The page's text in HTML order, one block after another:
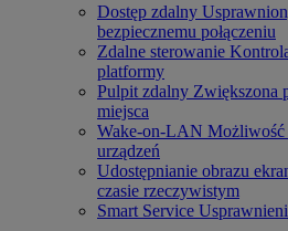
Dostęp zdalny
bezpiecznemu połączeniu
Zdalne sterowanie
platformy
Pulpit zdalny Zwiększona
miejsca
Wake-on-LAN Możliwość
urządzeń
Udostępnianie obrazu
czasie rzeczywistym
Smart Service